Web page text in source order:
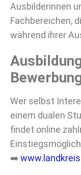
Ausbilderinnen
Fachbereichen,
während ihrer
Wer selbst
einem dualen
findet online
➡️